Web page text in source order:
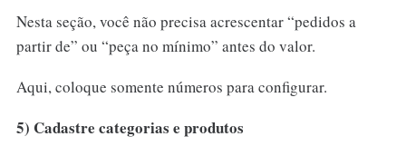
Nesta seção, você não precisa acrescentar “pedidos a
partir de” ou “peça no mínimo” antes do valor.
Aqui, coloque somente números para configurar.
5) Cadastre categorias e produtos